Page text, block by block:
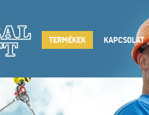
TERMÉKEK KAPCSOLAT